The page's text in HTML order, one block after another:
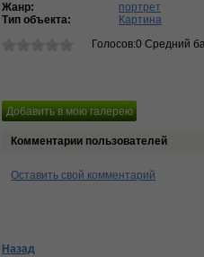
Жанр:
портрет
Тип объекта:
Картина
Голосов:0 Средний
Комментарии пользователей
Оставить свой комментарий
Назад